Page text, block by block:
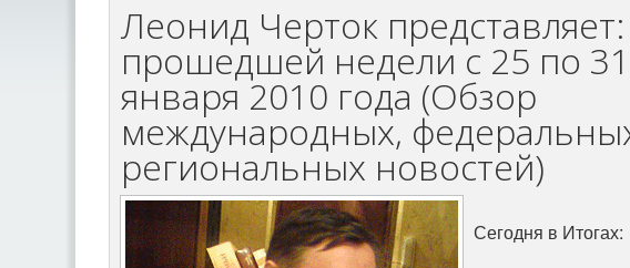
Леонид Черток
прошедшей недели с 25 по 31
января 2010 года (Обзор
международных,
региональных новостей)
Сегодня в Итогах: